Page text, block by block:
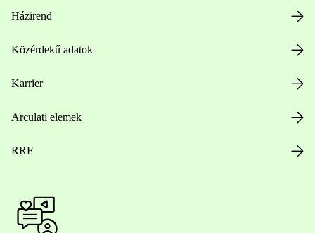
Házirend
Közérdekű adatok
Karrier
Arculati elemek
RRF